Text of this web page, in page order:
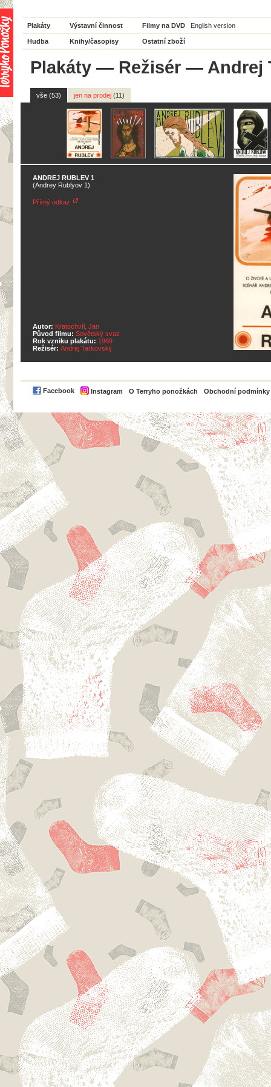
Plakáty Výstavní činnost Filmy na DVD English version
Hudba Knihy/časopisy Ostatní zboží
Plakáty — Režisér — Andrej
vše (53) jen na prodej (11)
ANDREJ RUBLEV 1
(Andrey Rublyov 1)
Přímý odkaz
Autor: Kratochvíl, Jan
Původ filmu: Sovětský svaz
Rok vzniku plakátu: 1969
Režisér: Andrej Tarkovskij
Facebook Instagram O Terryho ponožkách Obchodní podmínky
PayPal